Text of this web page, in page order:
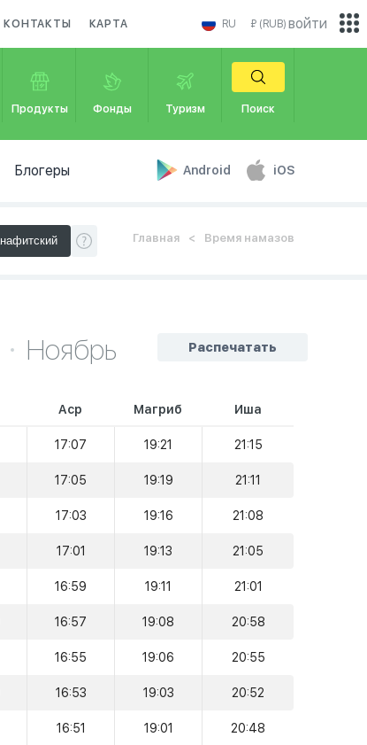
КОНТАКТЫ КАРТА RU ₽ (RUB)
Продукты Фонды Туризм Поиск
Блогеры Android iOS
войти
Главная Время намазов
Распечатать
Ноябрь
Аср Магриб Иша
17:07 19:21 21:15
17:05 19:19 21:11
17:03 19:16 21:08
17:01 19:13 21:05
16:59 19:11 21:01
16:57 19:08 20:58
16:55 19:06 20:55
16:53 19:03 20:52
16:51 19:01 20:48